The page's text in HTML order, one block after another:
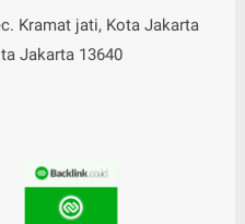
Kramat jati, Kota Jakarta
Jakarta 13640